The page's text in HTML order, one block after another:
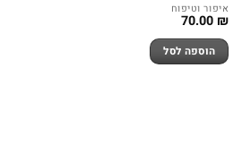
איפור וטיפוח
70.00 ₪
הוספה לסל